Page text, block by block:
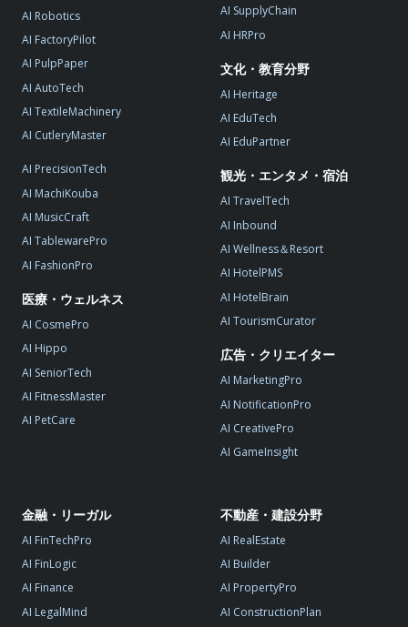
AI Robotics
AI FactoryPilot
AI PulpPaper
AI AutoTech
AI TextileMachinery
AI CutleryMaster
AI PrecisionTech
AI MachiKouba
AI MusicCraft
AI TablewarePro
AI FashionPro
医療・ウェルネス
AI CosmePro
AI Hippo
AI SeniorTech
AI FitnessMaster
AI PetCare
AI SupplyChain
AI HRPro
文化・教育分野
AI Heritage
AI EduTech
AI EduPartner
観光・エンタメ・宿泊
AI TravelTech
AI Inbound
AI Wellness＆Resort
AI HotelPMS
AI HotelBrain
AI TourismCurator
広告・クリエイター
AI MarketingPro
AI NotificationPro
AI CreativePro
AI GameInsight
金融・リーガル
AI FinTechPro
AI FinLogic
AI Finance
AI LegalMind
不動産・建設分野
AI RealEstate
AI Builder
AI PropertyPro
AI ConstructionPlan